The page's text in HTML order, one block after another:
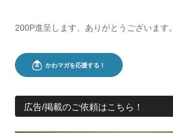
200P進呈します、ありがとうございます。
広告/掲載のご依頼はこちら！